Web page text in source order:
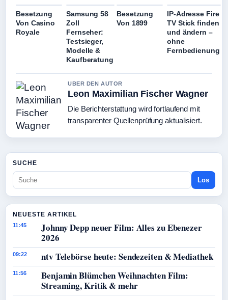
Besetzung
Von Casino
Royale
Samsung 58
Zoll
Fernseher:
Testsieger,
Modelle &
Kaufberatung
Besetzung
Von 1899
IP-Adresse Fire
TV Stick finden
und ändern –
ohne
Fernbedienung
UBER DEN AUTOR
Leon Maximilian Fischer Wagner
Die Berichterstattung wird fortlaufend mit
transparenter Quellenprüfung aktualisiert.
SUCHE
Los
NEUESTE ARTIKEL
11:45
Johnny Depp neuer Film: Alles zu Ebenezer
2026
09:22 ntv Telebörse heute: Sendezeiten & Mediathek
11:56
Benjamin Blümchen Weihnachten Film:
Streaming, Kritik & mehr